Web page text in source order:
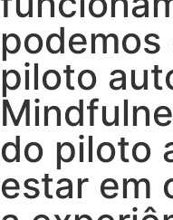
podemos
piloto
do piloto
estar em